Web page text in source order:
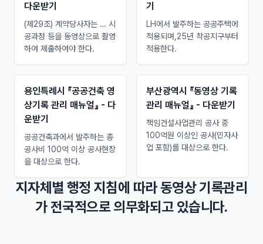
다운받기
(제29조) 계약당사자는 … 시
공과정 등을 동영상으로 촬영
하여 제출하여야 한다.
기
LH에서 발주하는 공공주택에
적용되며,25년 착공지구부터
적용한다.
용인특례시 『공공건축 영
상기록 관리 매뉴얼』 - 다
운받기
공공건축과에서 발주하는 총
공사비 100억 이상 공사현장
을 대상으로 한다.
부산광역시 『동영상 기록
관리 매뉴얼』 - 다운받기
책임건설사업관리 공사 중
100억원 이상인 공사(민자사
업 포함)를 대상으로 한다.
지자체별 행정 지침에 따라 동영상 기록관리
가 전국적으로 의무화되고 있습니다.